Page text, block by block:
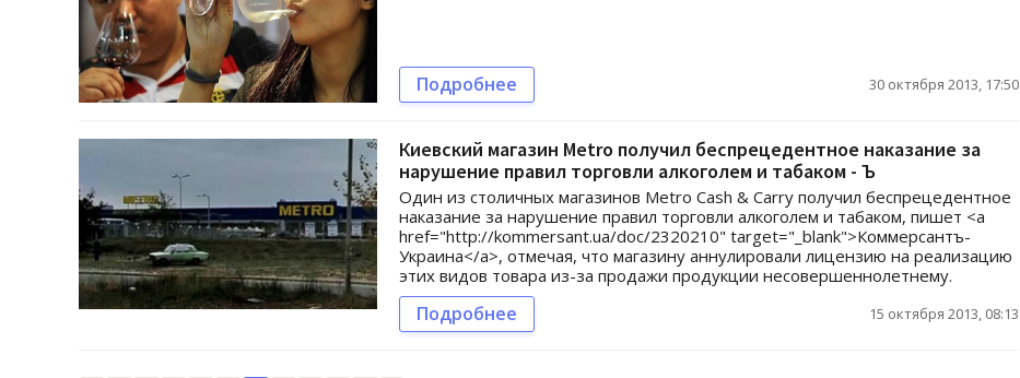
Подробнее 30 октября 2013, 17:50
Киевский магазин Metro получил беспрецедентное наказание за
нарушение правил торговли алкоголем и табаком - Ъ
Один из столичных магазинов Metro Cash & Carry получил беспрецедентное
наказание за нарушение правил торговли алкоголем и табаком, пишет <a
href="http://kommersant.ua/doc/2320210" target="_blank">Коммерсантъ-
Украина</a>, отмечая, что магазину аннулировали лицензию на реализацию
этих видов товара из-за продажи продукции несовершеннолетнему.
Подробнее 15 октября 2013, 08:13